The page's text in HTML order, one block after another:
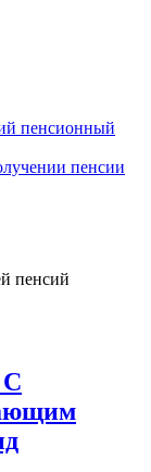
пенсионный
пенсии
С